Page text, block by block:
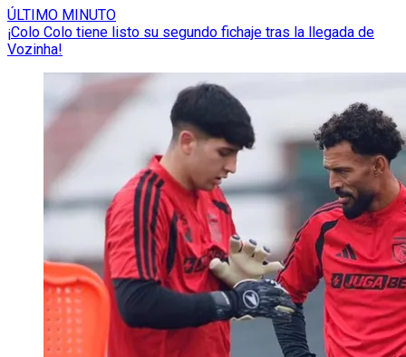
ÚLTIMO MINUTO
¡Colo Colo tiene listo su segundo fichaje tras la llegada de
Vozinha!